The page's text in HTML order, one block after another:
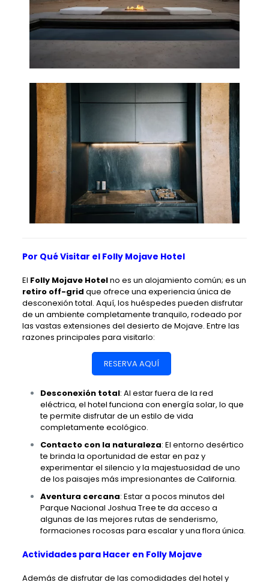
Por Qué Visitar el Folly Mojave Hotel
El Folly Mojave Hotelno es un alojamiento común; es un
retiro off-grid que ofrece una experiencia única de
desconexión total. Aquí, los huéspedes pueden disfrutar
de un ambiente completamente tranquilo, rodeado por
las vastas extensiones del desierto de Mojave. Entre las
razones principales para visitarlo:
RESERVA AQUÍ
Desconexión total: Al estar fuera de la red
eléctrica, el hotel funciona con energía solar, lo que
te permite disfrutar de un estilo de vida
completamente ecológico.
Contacto con la naturaleza: El entorno desértico
te brinda la oportunidad de estar en paz y
experimentar el silencio y la majestuosidad de uno
de los paisajes más impresionantes de California.
Aventura cercana: Estar a pocos minutos del
Parque Nacional Joshua Tree te da acceso a
algunas de las mejores rutas de senderismo,
formaciones rocosas para escalar y una flora única.
Actividades para Hacer en Folly Mojave
Además de disfrutar de las comodidades del hotel y